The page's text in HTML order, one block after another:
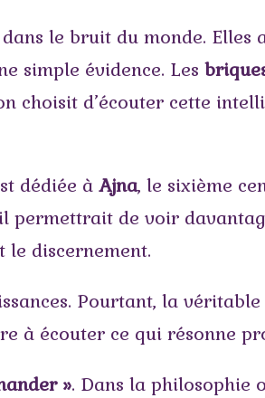
le bruit du monde.
simple évidence. Les
choisit d’écouter cette
dédiée à Ajna, le sixième
permettrait de voir
le discernement.
Pourtant, la
à écouter ce qui résonne
». Dans la philosophie